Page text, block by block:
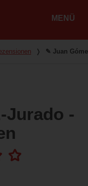
MENÜ
❭ ✎ Juan
Jurado -